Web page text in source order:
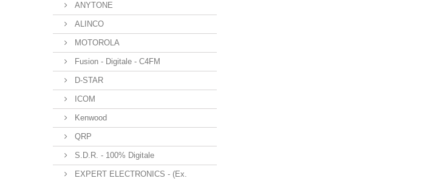
ANYTONE
ALINCO
MOTOROLA
Fusion - Digitale - C4FM
D-STAR
ICOM
Kenwood
QRP
S.D.R. - 100% Digitale
EXPERT ELECTRONICS - (Ex.